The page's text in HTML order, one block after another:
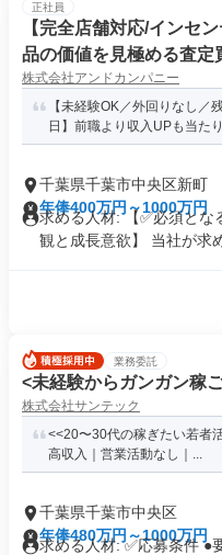
正社員
【完全店舗対応/インセ
品の価値を見極める査定
株式会社アンドカンパニー
【未経験OK／外回りなし／
日】前職より収入UPも当た
千葉県千葉市中央区新町
年俸400万円～1000万円
求める人材: 【✅必須と
観と成長意欲】 当社が求
業務委託
<未経験からガンガン稼
株式会社サンテック
<<20〜30代の稼ぎたい若者
高収入｜営業活動なし｜...
千葉県千葉市中央区
年俸480万円～1000万円
求める人材: ✅️応募条件 ●